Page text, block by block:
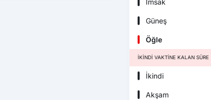
İmsak
Güneş
Öğle
İKINDI VAKTINE KALAN SÜRE
İkindi
Akşam